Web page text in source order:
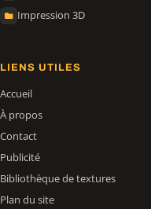
Impression 3D
LIENS UTILES
Accueil
À propos
Contact
Publicité
Bibliothèque de textures
Plan du site